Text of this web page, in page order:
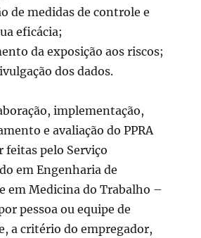
de medidas de controle e
eficácia;
da exposição aos riscos;
dos dados.
implementação,
e avaliação do PPRA
feitas pelo Serviço
em Engenharia de
em Medicina do Trabalho –
pessoa ou equipe de
a critério do empregador,